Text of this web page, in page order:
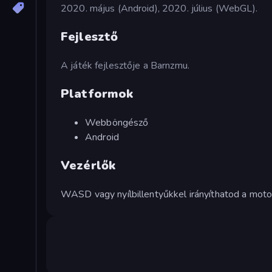
2020. május (Android), 2020. július (WebGL).
Fejlesztő
A játék fejlesztője a Barnzmu.
Platformok
Webböngésző
Android
Vezérlők
WASD vagy nyílbillentyűkkel irányíthatod a